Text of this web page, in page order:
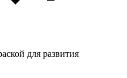
для развития